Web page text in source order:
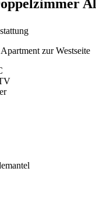
zur Westseite